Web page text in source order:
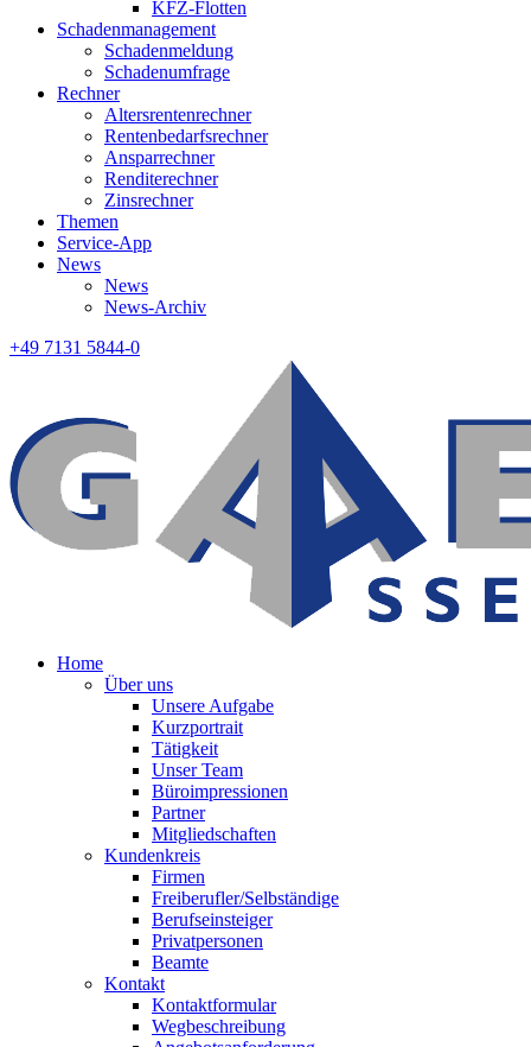
KFZ-Flotten
Schadenmanagement
Schadenmeldung
Schadenumfrage
Rechner
Altersrentenrechner
Rentenbedarfsrechner
Ansparrechner
Renditerechner
Zinsrechner
Themen
Service-App
News
News
News-Archiv
+49 7131 5844-0
Home
Über uns
Unsere Aufgabe
Kurzportrait
Tätigkeit
Unser Team
Büroimpressionen
Partner
Mitgliedschaften
Kundenkreis
Firmen
Freiberufler/Selbständige
Berufseinsteiger
Privatpersonen
Beamte
Kontakt
Kontaktformular
Wegbeschreibung